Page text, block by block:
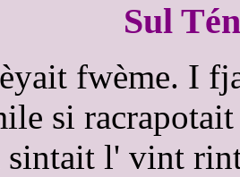
Sul
fwème. I
si
sintait l' vint